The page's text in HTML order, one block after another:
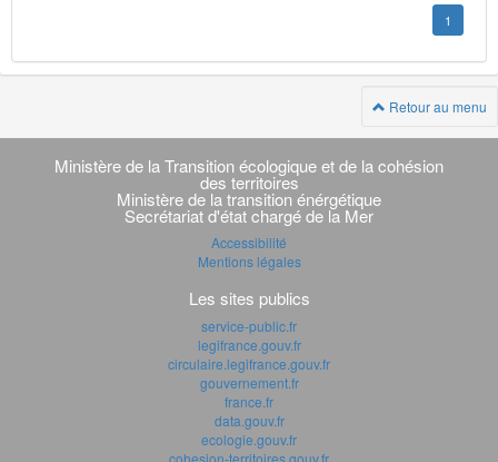
1
Retour au menu
Navigation
transverse
Ministère de la Transition écologique et de la cohésion
des territoires
Ministère de la transition énérgétique
Secrétariat d'état chargé de la Mer
Accessibilité
Mentions légales
Les sites publics
service-public.fr
legifrance.gouv.fr
circulaire.legifrance.gouv.fr
gouvernement.fr
france.fr
data.gouv.fr
ecologie.gouv.fr
cohesion-territoires.gouv.fr